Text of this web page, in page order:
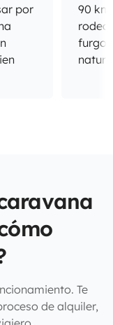
por
90
Te
de alquiler,